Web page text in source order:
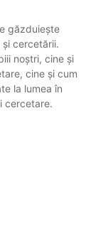
găzduiește
cercetării.
noștri, cine și
cine și cum
la lumea în
cercetare.